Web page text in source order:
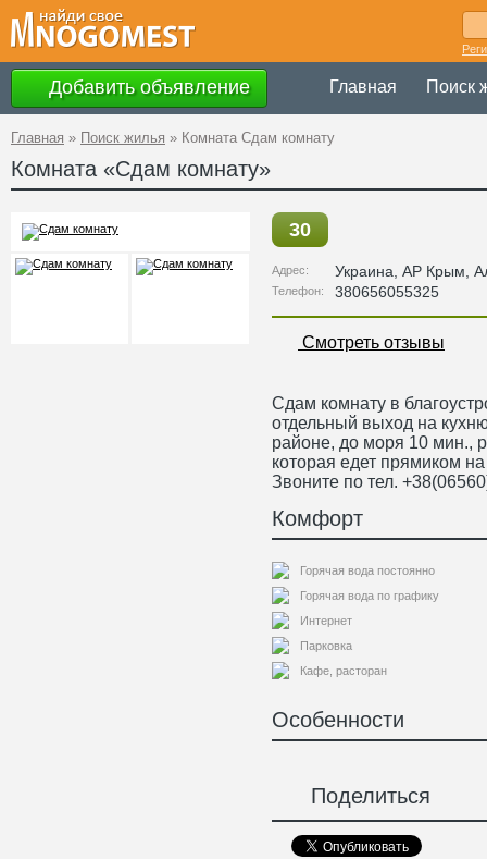
Добавить объявление Главная Поиск
Главная » Поиск жилья » Комната Сдам комнату
Комната «Сдам комнату»
30
Адрес: Украина АР Крым ,
Телефон: 380656055325
Смотреть отзывы
Сдам комнату в
отдельный выход на
районе, до моря 10 мин.,
которая едет прямиком
Звоните по тел.
Комфорт
Горячая вода постоянно
Горячая вода по графику
Интернет
Парковка
Кафе, расторан
Особенности
Поделиться